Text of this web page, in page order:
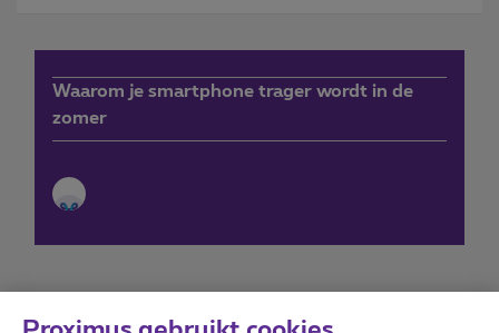
Waarom je smartphone trager wordt in de
zomer